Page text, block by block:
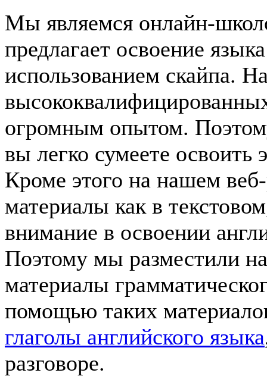
Мы являемся онлайн-
предлагает освоение
использованием скайпа.
огромным опытом.
вы легко сумеете освоить
Кроме этого на нашем
материалы как в
внимание в освоении
Поэтому мы разместили
материалы
помощью таких
глаголы английского языка
разговоре.